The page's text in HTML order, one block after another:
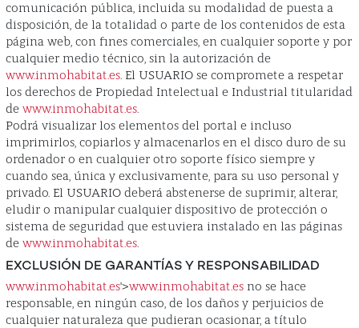
comunicación pública, incluida su modalidad de puesta a
disposición, de la totalidad o parte de los contenidos de esta
página web, con fines comerciales, en cualquier soporte y por
cualquier medio técnico, sin la autorización de
www.inmohabitat.es. El USUARIO se compromete a respetar
los derechos de Propiedad Intelectual e Industrial titularidad
de www.inmohabitat.es.
Podrá visualizar los elementos del portal e incluso
imprimirlos, copiarlos y almacenarlos en el disco duro de su
ordenador o en cualquier otro soporte físico siempre y
cuando sea, única y exclusivamente, para su uso personal y
privado. El USUARIO deberá abstenerse de suprimir, alterar,
eludir o manipular cualquier dispositivo de protección o
sistema de seguridad que estuviera instalado en las páginas
de www.inmohabitat.es.
EXCLUSIÓN DE GARANTÍAS Y RESPONSABILIDAD
www.inmohabitat.es'>www.inmohabitat.esno se hace
responsable, en ningún caso, de los daños y perjuicios de
cualquier naturaleza que pudieran ocasionar, a título